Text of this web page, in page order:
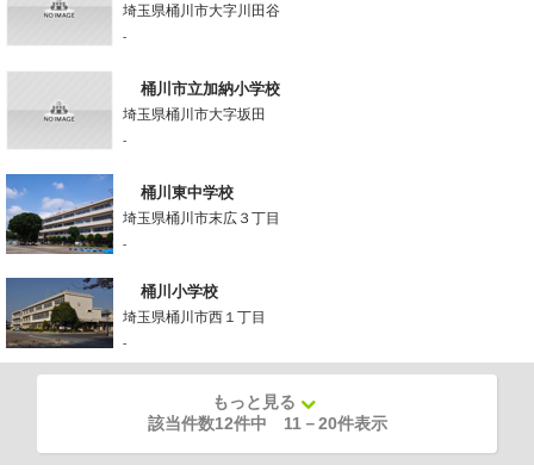
埼玉県桶川市大字川田谷
-
桶川市立加納小学校
埼玉県桶川市大字坂田
-
桶川東中学校
埼玉県桶川市末広３丁目
-
桶川小学校
埼玉県桶川市西１丁目
-
もっと見る
該当件数12件中 11 －20件表示